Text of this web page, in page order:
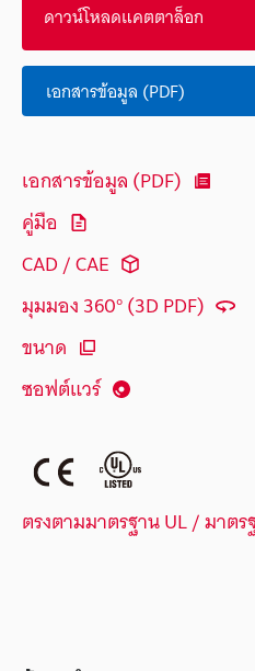
ดาวน์โหลดแคตตาล็อก
เอกสารข้อมูล (PDF)
เอกสารข้อมูล (PDF)
คู่มือ
CAD / CAE
มุมมอง 360° (3D PDF)
ขนาด
ซอฟต์แวร์
ตรงตามมาตรฐาน UL / มาตร